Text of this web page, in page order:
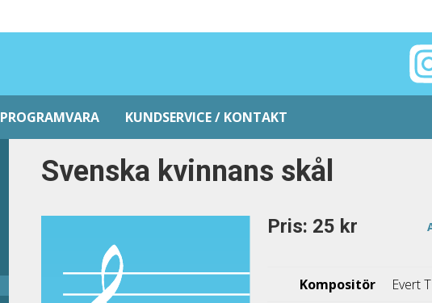
PROGRAMVARA KUNDSERVICE / KONTAKT
Svenska kvinnans skål
Pris: 25 kr
Kompositör
Evert